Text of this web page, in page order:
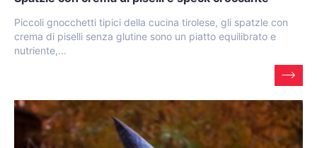
Piccoli gnocchetti tipici della cucina tirolese, gli spatzle con
crema di piselli senza glutine sono un piatto equilibrato e
nutriente,...